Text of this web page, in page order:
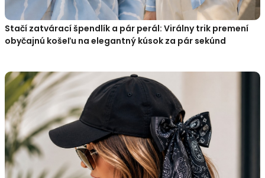
Stačí zatvárací špendlík a pár perál: Virálny trik premení
obyčajnú košeľu na elegantný kúsok za pár sekúnd